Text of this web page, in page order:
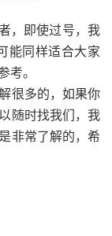
，即使过号，我
能同样适合大家
考。
很多的，如果你
随时找我们，我
非常了解的，希